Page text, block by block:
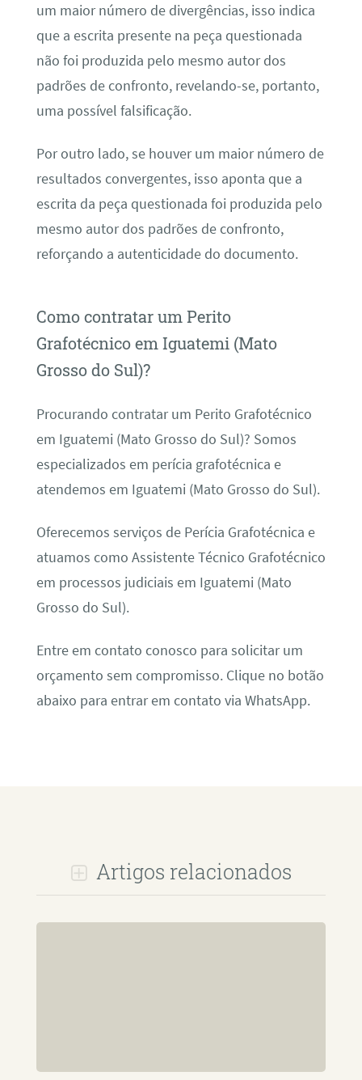
um maior número de divergências, isso indica
que a escrita presente na peça questionada
não foi produzida pelo mesmo autor dos
padrões de confronto, revelando-se, portanto,
uma possível falsificação.
Por outro lado, se houver um maior número de
resultados convergentes, isso aponta que a
escrita da peça questionada foi produzida pelo
mesmo autor dos padrões de confronto,
reforçando a autenticidade do documento.
Como contratar um Perito
Grafotécnico em Iguatemi (Mato
Grosso do Sul)?
Procurando contratar um Perito Grafotécnico
em Iguatemi (Mato Grosso do Sul)? Somos
especializados em perícia grafotécnica e
atendemos em Iguatemi (Mato Grosso do Sul).
Oferecemos serviços de Perícia Grafotécnica e
atuamos como Assistente Técnico Grafotécnico
em processos judiciais em Iguatemi (Mato
Grosso do Sul).
Entre em contato conosco para solicitar um
orçamento sem compromisso. Clique no botão
abaixo para entrar em contato via WhatsApp.
Artigos relacionados